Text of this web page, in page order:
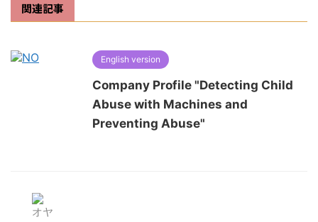
関連記事
English version
Company Profile "Detecting Child
Abuse with Machines and
Preventing Abuse"